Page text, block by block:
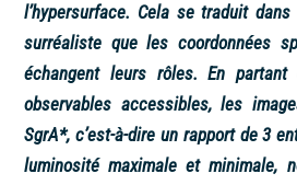
l’hypersurface. Cela se traduit
surréaliste que les coordonnées
échangent leurs rôles. En partant
observables accessibles, les
SgrA*, c’est-à-dire un rapport de 3
luminosité maximale et minimale,